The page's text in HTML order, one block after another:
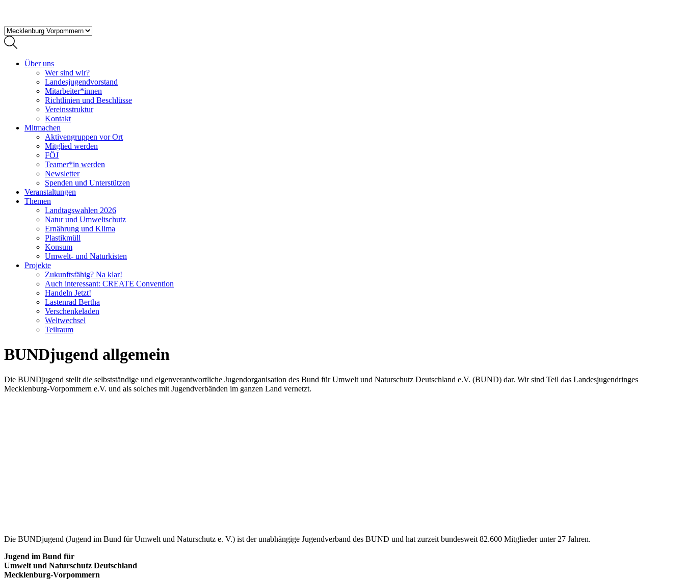
Über uns
Wer sind wir?
Landesjugendvorstand
Mitarbeiter*innen
Richtlinien und Beschlüsse
Vereinsstruktur
Kontakt
Mitmachen
Aktivengruppen vor Ort
Mitglied werden
FÖJ
Teamer*in werden
Newsletter
Spenden und Unterstützen
Veranstaltungen
Themen
Landtagswahlen 2026
Natur und Umweltschutz
Ernährung und Klima
Plastikmüll
Konsum
Umwelt- und Naturkisten
Projekte
Zukunftsfähig? Na klar!
Auch interessant: CREATE Convention
Handeln Jetzt!
Lastenrad Bertha
Verschenkeladen
Weltwechsel
Teilraum
BUNDjugend allgemein
Die BUNDjugend stellt die selbstständige und eigenverantwortliche Jugendorganisation des Bund für Umwelt und Naturschutz Deutschland e.V. (BUND) dar. Wir sind Teil das Landesjugendringes
Mecklenburg-Vorpommern e.V. und als solches mit Jugendverbänden im ganzen Land vernetzt.
Die BUNDjugend (Jugend im Bund für Umwelt und Naturschutz e. V.) ist der unabhängige Jugendverband des BUND und hat zurzeit bundesweit 82.600 Mitglieder unter 27 Jahren.
Jugend im Bund für
Umwelt und Naturschutz Deutschland
Mecklenburg-Vorpommern